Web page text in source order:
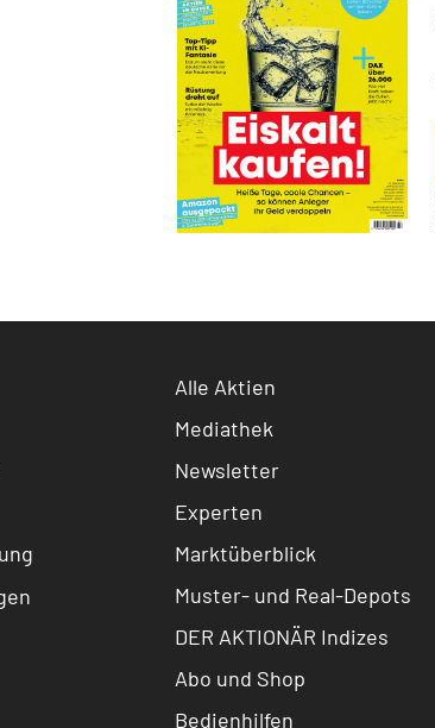
Alle Aktien
Mediathek
Newsletter
Experten
Marktüberblick
Muster- und Real-Depots
DER AKTIONÄR Indizes
Abo und Shop
Bedienhilfen